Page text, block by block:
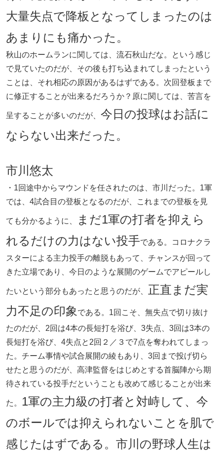
大量失点で降板となってしまったのは
あまりにも痛かった。
秋山のホームランに関しては、流石秋山だな。という感じ
で見ていたのだが、その後も打ち込まれてしまったという
ことは、それ相応の原因があるはずである。次回登板まで
に修正することが出来るだろうか？原に関しては、苦言を
呈することが多いのだが、 今日の投球はお話に
ならない出来だった。
市川悠太
・1回途中からマウンドを任されたのは、市川だった。1軍
では、4試合目の登板となるのだが、これまでの登板を見
ても分かるように、
まだ1軍の打者を抑えら
れるだけの力はない投手である。コロナクラ
スターによる主力投手の離脱もあって、チャンスが回って
きた立場であり、今日のような展開のゲームでアピールし
たいという部分もあったと思うのだが、 正直まだ実
力不足の印象 である。1回こそ、無失点で切り抜け
たのだが、2回は4本の長短打を浴び、3失点、3回は3本の
長短打を浴び、4失点と2回２／３で7点を奪われてしまっ
た。チーム事情や試合展開の綾もあり、3回まで投げ切ら
せたと思うのだが、高津監督をはじめとする首脳陣から期
待されている投手だということも改めて感じることが出来
た。 1軍の主力級の打者と対峙して、今
のボールでは抑えられないことを肌で
感じたはずである。市川の野球人生は